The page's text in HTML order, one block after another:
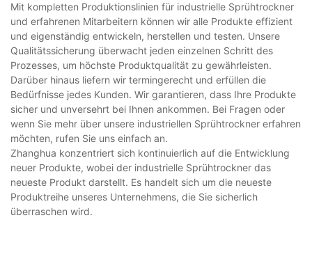
Mit kompletten Produktionslinien für industrielle Sprühtrockner
und erfahrenen Mitarbeitern können wir alle Produkte effizient
und eigenständig entwickeln, herstellen und testen. Unsere
Qualitätssicherung überwacht jeden einzelnen Schritt des
Prozesses, um höchste Produktqualität zu gewährleisten.
Darüber hinaus liefern wir termingerecht und erfüllen die
Bedürfnisse jedes Kunden. Wir garantieren, dass Ihre Produkte
sicher und unversehrt bei Ihnen ankommen. Bei Fragen oder
wenn Sie mehr über unsere industriellen Sprühtrockner erfahren
möchten, rufen Sie uns einfach an.
Zhanghua konzentriert sich kontinuierlich auf die Entwicklung
neuer Produkte, wobei der industrielle Sprühtrockner das
neueste Produkt darstellt. Es handelt sich um die neueste
Produktreihe unseres Unternehmens, die Sie sicherlich
überraschen wird.